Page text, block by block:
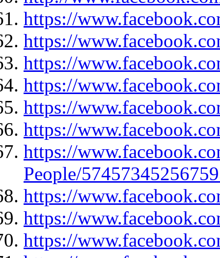
https://
https://
https://
https://
https://
https://
https://
People/
https://
https://
https://